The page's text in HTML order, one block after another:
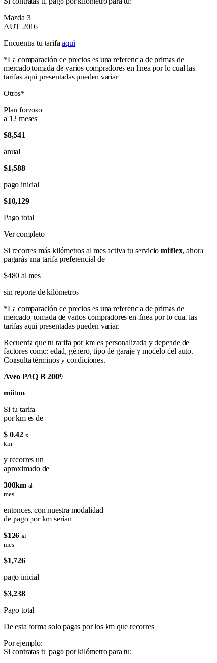
Mazda 3
AUT 2016
Encuentra tu tarifa aqui
*La comparación de precios es una referencia de primas de
mercado,tomada de varios compradores en línea por lo cual las
tarifas aqui presentadas pueden variar.
Otros*
Plan forzoso
a 12 meses
$8,541
anual
$1,588
pago inicial
$10,129
Pago total
Ver completo
Si recorres más kilómetros al mes activa tu servicio miiflex, ahora
pagarás una tarifa preferencial de
$480 al mes
sin reporte de kilómetros
*La comparación de precios es una referencia de primas de
mercado, tomada de varios compradores en línea por lo cual las
tarifas aqui presentadas pueden variar.
Recuerda que tu tarifa por km es personalizada y depende de
factores como: edad, género, tipo de garaje y modelo del auto.
Consulta términos y condiciones.
Aveo PAQ B 2009
miituo
Si tu tarifa
por km es de
$ 0.42 x
km
y recorres un
aproximado de
300km al
mes
entonces, con nuestra modalidad
de pago por km serían
$126 al
mes
$1,726
pago inicial
$3,238
Pago total
De esta forma solo pagas por los km que recorres.
Por ejemplo:
Si contratas tu pago por kilómetro para tu: